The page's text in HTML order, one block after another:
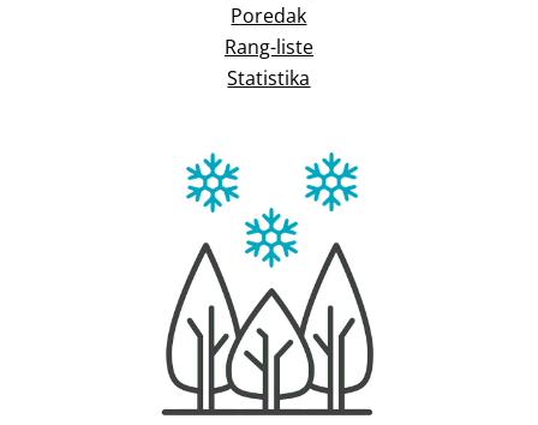
Poredak
Rang-liste
Statistika